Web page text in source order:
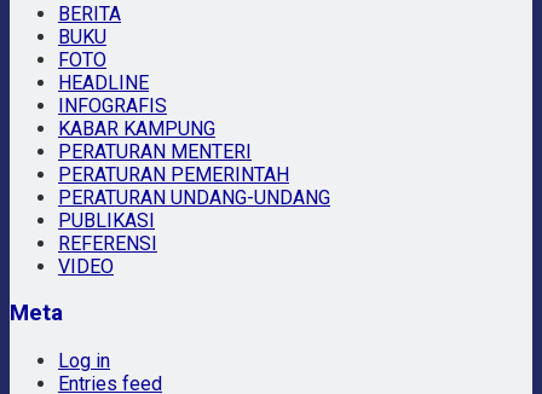
BERITA
BUKU
FOTO
HEADLINE
INFOGRAFIS
KABAR KAMPUNG
PERATURAN MENTERI
PERATURAN PEMERINTAH
PERATURAN UNDANG-UNDANG
PUBLIKASI
REFERENSI
VIDEO
Meta
Log in
Entries feed